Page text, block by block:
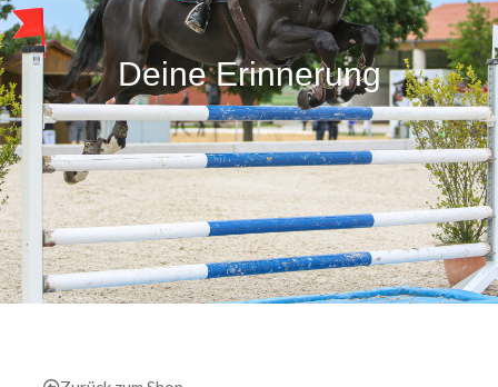
Deine Erinnerung